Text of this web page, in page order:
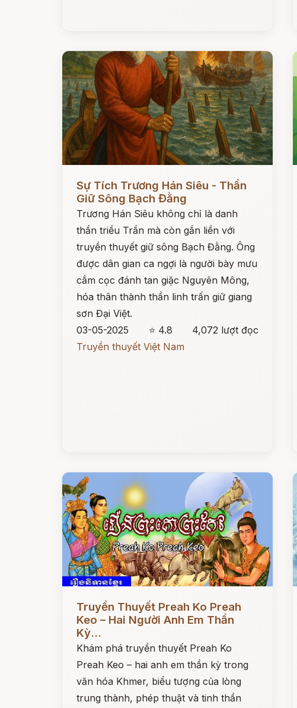
Sự Tích Trương Hán Siêu - Thần
Giữ Sông Bạch Đằng
Trương Hán Siêu không chỉ là danh
thần triều Trần mà còn gắn liền với
truyền thuyết giữ sông Bạch Đằng. Ông
được dân gian ca ngợi là người bày mưu
cắm cọc đánh tan giặc Nguyên Mông,
hóa thân thành thần linh trấn giữ giang
sơn Đại Việt.
03-05-2025
⭐ 4.8
4,072 lượt đọc
Truyền thuyết Việt Nam
Đọc ngay
Truyền Thuyết Preah Ko Preah
Keo – Hai Người Anh Em Thần
Kỳ...
Khám phá truyền thuyết Preah Ko
Preah Keo – hai anh em thần kỳ trong
văn hóa Khmer, biểu tượng của lòng
trung thành, phép thuật và tinh thần